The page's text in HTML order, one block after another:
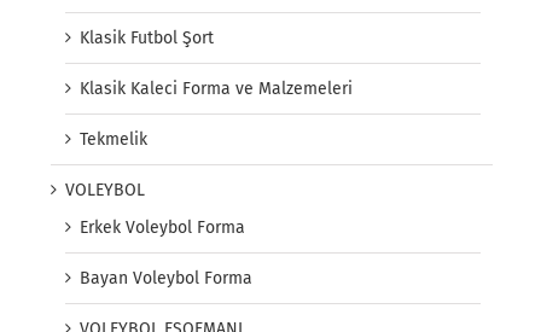
Klasik Futbol Şort
Klasik Kaleci Forma ve Malzemeleri
Tekmelik
VOLEYBOL
Erkek Voleybol Forma
Bayan Voleybol Forma